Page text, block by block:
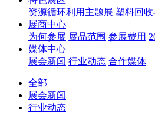
资源循环利用主题展 塑料回
展商中心
为何参展 展品范围 参展费用
媒体中心
展会新闻 行业动态 合作媒体
全部
展会新闻
行业动态